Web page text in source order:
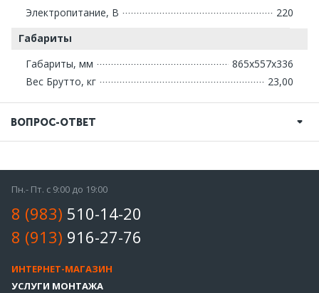
Электропитание, В
220
Габариты
Габариты, мм
865х557x336
Вес Брутто, кг
23,00
ВОПРОС-ОТВЕТ
Пн.- Пт. с 9:00 до 19:00
8 (983) 510-14-20
8 (913) 916-27-76
ИНТЕРНЕТ-МАГАЗИН
УСЛУГИ МОНТАЖА